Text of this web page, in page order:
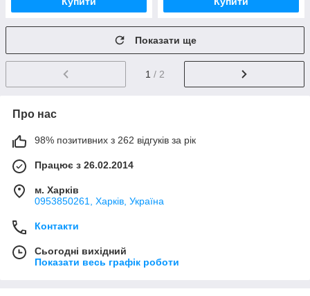
Показати ще
1 / 2
Про нас
98% позитивних з 262 відгуків за рік
Працює з 26.02.2014
м. Харків
0953850261, Харків, Україна
Контакти
Сьогодні вихідний
Показати весь графік роботи